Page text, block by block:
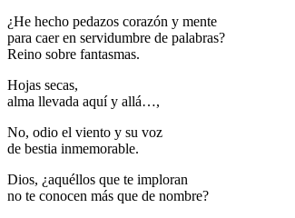
¿He hecho pedazos corazón y mente
para caer en servidumbre de palabras?
Reino sobre fantasmas.
Hojas secas,
alma llevada aquí y allá…,
No, odio el viento y su voz
de bestia inmemorable.
Dios, ¿aquéllos que te imploran
no te conocen más que de nombre?